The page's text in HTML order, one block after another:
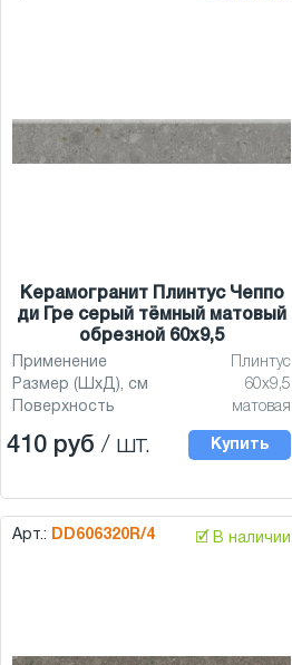
Керамогранит Плинтус Чеппо
ди Гре серый тёмный матовый
обрезной 60x9,5
Применение
Плинтус
Размер (ШхД), см
60x9,5
Поверхность
матовая
410 руб / шт. Купить
Арт.: DD606320R/4 🗹 В наличии